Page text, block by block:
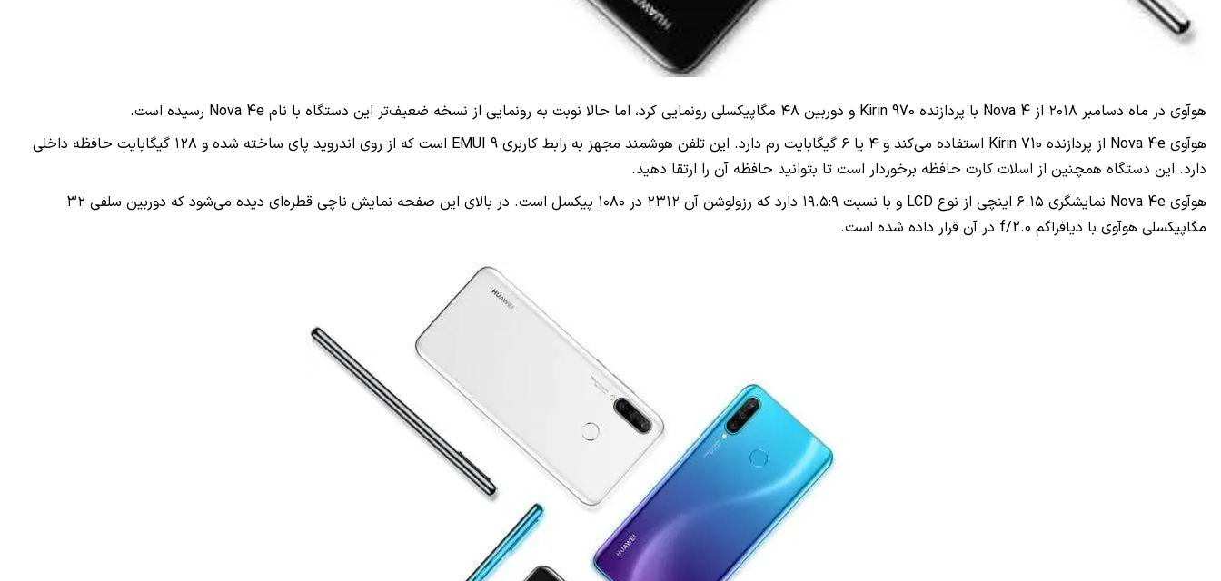
هوآوی در ماه دسامبر ۲۰۱۸ از Nova 4 با پردازنده Kirin 970 و دوربین ۴۸ مگاپیکسلی رونمایی کرد، اما حالا نوبت به رونمایی از نسخه ضعیف‌تر این دستگاه با نام Nova 4e رسیده است.
هوآوی Nova 4e از پردازنده Kirin 710 استفاده می‌کند و ۴ یا ۶ گیگابایت رم دارد. این تلفن هوشمند مجهز به رابط کاربری EMUI 9 است که از روی اندروید پای ساخته شده و ۱۲۸ گیگابایت حافظه داخلی
دارد. این دستگاه همچنین از اسلات کارت حافظه برخوردار است تا بتوانید حافظه آن را ارتقا دهید.
هوآوی Nova 4e نمایشگری ۶.۱۵ اینچی از نوع LCD و با نسبت ۱۹.۵:۹ دارد که رزولوشن آن ۲۳۱۲ در ۱۰۸۰ پیکسل است. در بالای این صفحه نمایش ناچی قطره‌ای دیده می‌شود که دوربین سلفی ۳۲
مگاپیکسلی هوآوی با دیافراگم f/2.0 در آن قرار داده شده است.